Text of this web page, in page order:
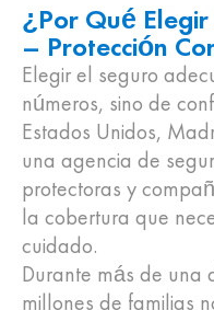
¿Por Qué
– Protección
Elegir el seguro
números, sino de
Estados Unidos,
una agencia de
protectoras y
la cobertura que
cuidado.
Durante más de una
millones de familias